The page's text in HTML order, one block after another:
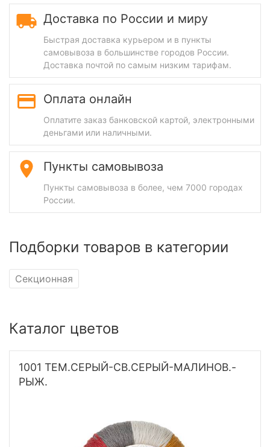
Доставка по России и миру
Быстрая доставка курьером и в пункты
самовывоза в большинстве городов России.
Доставка почтой по самым низким тарифам.
Оплата онлайн
Оплатите заказ банковской картой, электронными
деньгами или наличными.
Пункты самовывоза
Пункты самовывоза в более, чем 7000 городах
России.
Подборки товаров в категории
Секционная
Каталог цветов
1001 ТЕМ.СЕРЫЙ-СВ.СЕРЫЙ-МАЛИНОВ.-
РЫЖ.